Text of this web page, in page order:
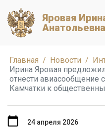
Яровая
Анатольевна
Главная Новости
Ирина Яровая
отнести авиасообщение
Камчатки к
24 апреля 2026